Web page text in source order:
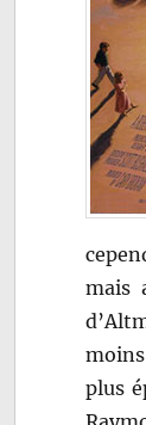
mais
plus